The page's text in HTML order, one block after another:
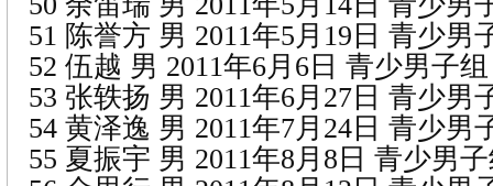
51 陈誉方 男 2011年5月19日 青少男
52 伍越 男 2011年6月6日 青少男子
53 张轶扬 男 2011年6月27日 青少男
54 黄泽逸 男 2011年7月24日 青少男
55 夏振宇 男 2011年8月8日 青少男